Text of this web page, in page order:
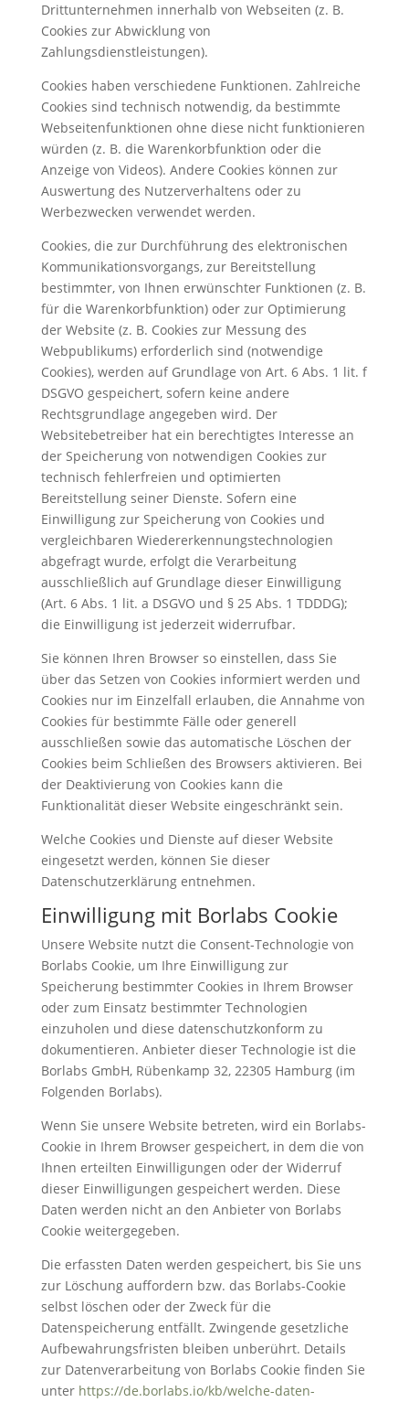
Drittunternehmen innerhalb von Webseiten (z. B.
Cookies zur Abwicklung von
Zahlungsdienstleistungen).
Cookies haben verschiedene Funktionen. Zahlreiche
Cookies sind technisch notwendig, da bestimmte
Webseitenfunktionen ohne diese nicht funktionieren
würden (z. B. die Warenkorbfunktion oder die
Anzeige von Videos). Andere Cookies können zur
Auswertung des Nutzerverhaltens oder zu
Werbezwecken verwendet werden.
Cookies, die zur Durchführung des elektronischen
Kommunikationsvorgangs, zur Bereitstellung
bestimmter, von Ihnen erwünschter Funktionen (z. B.
für die Warenkorbfunktion) oder zur Optimierung
der Website (z. B. Cookies zur Messung des
Webpublikums) erforderlich sind (notwendige
Cookies), werden auf Grundlage von Art. 6 Abs. 1 lit. f
DSGVO gespeichert, sofern keine andere
Rechtsgrundlage angegeben wird. Der
Websitebetreiber hat ein berechtigtes Interesse an
der Speicherung von notwendigen Cookies zur
technisch fehlerfreien und optimierten
Bereitstellung seiner Dienste. Sofern eine
Einwilligung zur Speicherung von Cookies und
vergleichbaren Wiedererkennungstechnologien
abgefragt wurde, erfolgt die Verarbeitung
ausschließlich auf Grundlage dieser Einwilligung
(Art. 6 Abs. 1 lit. a DSGVO und § 25 Abs. 1 TDDDG);
die Einwilligung ist jederzeit widerrufbar.
Sie können Ihren Browser so einstellen, dass Sie
über das Setzen von Cookies informiert werden und
Cookies nur im Einzelfall erlauben, die Annahme von
Cookies für bestimmte Fälle oder generell
ausschließen sowie das automatische Löschen der
Cookies beim Schließen des Browsers aktivieren. Bei
der Deaktivierung von Cookies kann die
Funktionalität dieser Website eingeschränkt sein.
Welche Cookies und Dienste auf dieser Website
eingesetzt werden, können Sie dieser
Datenschutzerklärung entnehmen.
Einwilligung mit Borlabs Cookie
Unsere Website nutzt die Consent-Technologie von
Borlabs Cookie, um Ihre Einwilligung zur
Speicherung bestimmter Cookies in Ihrem Browser
oder zum Einsatz bestimmter Technologien
einzuholen und diese datenschutzkonform zu
dokumentieren. Anbieter dieser Technologie ist die
Borlabs GmbH, Rübenkamp 32, 22305 Hamburg (im
Folgenden Borlabs).
Wenn Sie unsere Website betreten, wird ein Borlabs-
Cookie in Ihrem Browser gespeichert, in dem die von
Ihnen erteilten Einwilligungen oder der Widerruf
dieser Einwilligungen gespeichert werden. Diese
Daten werden nicht an den Anbieter von Borlabs
Cookie weitergegeben.
Die erfassten Daten werden gespeichert, bis Sie uns
zur Löschung auffordern bzw. das Borlabs-Cookie
selbst löschen oder der Zweck für die
Datenspeicherung entfällt. Zwingende gesetzliche
Aufbewahrungsfristen bleiben unberührt. Details
zur Datenverarbeitung von Borlabs Cookie finden Sie
unter https://de.borlabs.io/kb/welche-daten-